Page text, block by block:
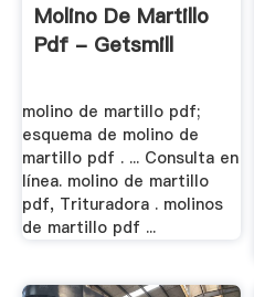
Molino De Martillo
Pdf - Getsmill
molino de martillo pdf;
esquema de molino de
martillo pdf . ... Consulta en
línea. molino de martillo
pdf, Trituradora . molinos
de martillo pdf ...